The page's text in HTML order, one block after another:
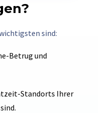
sind:
Betrug und
Standorts Ihrer